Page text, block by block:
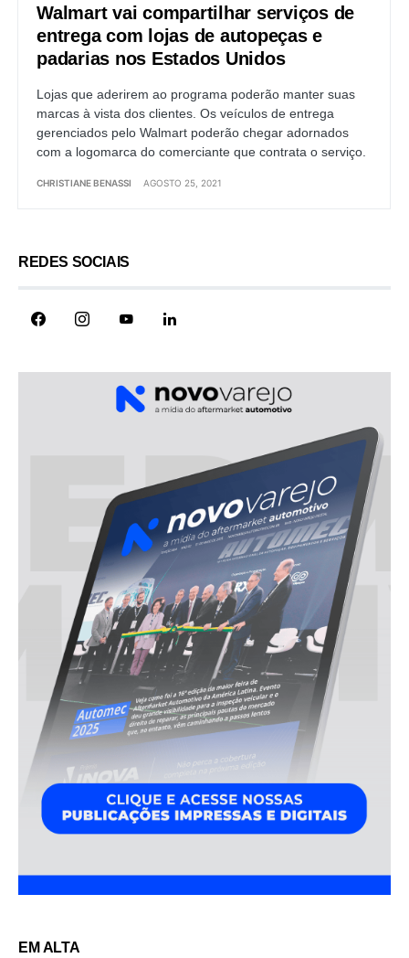
Walmart vai compartilhar serviços de
entrega com lojas de autopeças e
padarias nos Estados Unidos
Lojas que aderirem ao programa poderão manter suas
marcas à vista dos clientes. Os veículos de entrega
gerenciados pelo Walmart poderão chegar adornados
com a logomarca do comerciante que contrata o serviço.
CHRISTIANE BENASSI AGOSTO 25, 2021
REDES SOCIAIS
EM ALTA